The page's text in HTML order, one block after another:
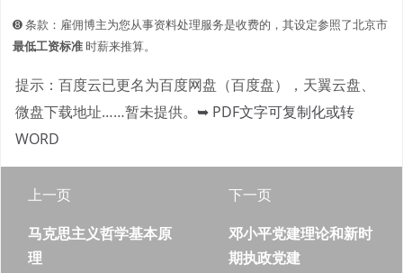
➑ 条款：雇佣博主为您从事资料处理服务是收费的，其设定参照了北京市
最低工资标准时薪来推算。
提示：百度云已更名为百度网盘（百度盘），天翼云盘、
微盘下载地址……暂未提供。 ➥ PDF文字可复制化或转
WORD
上一页
马克思主义哲学基本原
理
下一页
邓小平党建理论和新时
期执政党建